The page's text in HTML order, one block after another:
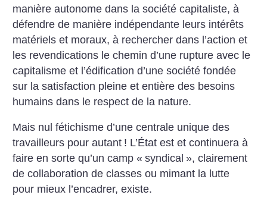
manière autonome dans la société capitaliste, à
défendre de manière indépendante leurs intérêts
matériels et moraux, à rechercher dans l’action et
les revendications le chemin d’une rupture avec le
capitalisme et l’édification d’une société fondée
sur la satisfaction pleine et entière des besoins
humains dans le respect de la nature.
Mais nul fétichisme d’une centrale unique des
travailleurs pour autant ! L’État est et continuera à
faire en sorte qu’un camp « syndical », clairement
de collaboration de classes ou mimant la lutte
pour mieux l’encadrer, existe.